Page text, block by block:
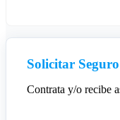
Solicitar Seguro
Contrata y/o recibe